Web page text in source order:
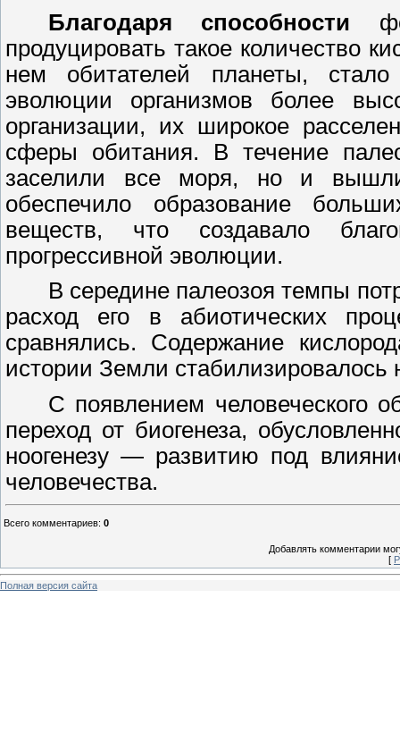
Благодаря способности
продуцировать такое количество
нем обитателей планеты,
эволюции организмов более
организации, их широкое
сферы обитания. В течение
заселили все моря, но и
обеспечило образование
веществ, что создавало
прогрессивной эволюции.
В середине палеозоя темпы
расход его в абиотических
сравнялись. Содержание
истории Земли стабилизировалось
С появлением человеческого
переход от биогенеза,
ноогенезу — развитию под
человечества.
Всего комментариев: 0
Добавлять комментарии
[
Полная версия сайта